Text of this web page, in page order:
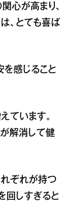
心が高まり、
、とても喜ば
を感じること
ています。
が解消して健
ぞれが持つ
回しすぎると